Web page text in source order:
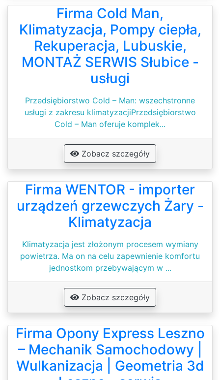
Firma Cold Man,
Klimatyzacja, Pompy ciepła,
Rekuperacja, Lubuskie,
MONTAŻ SERWIS Słubice -
usługi
Przedsiębiorstwo Cold – Man: wszechstronne
usługi z zakresu klimatyzacjiPrzedsiębiorstwo
Cold – Man oferuje komplek...
Zobacz szczegóły
Firma WENTOR - importer
urządzeń grzewczych Żary -
Klimatyzacja
Klimatyzacja jest złożonym procesem wymiany
powietrza. Ma on na celu zapewnienie komfortu
jednostkom przebywającym w ...
Zobacz szczegóły
Firma Opony Express Leszno
– Mechanik Samochodowy |
Wulkanizacja | Geometria 3d